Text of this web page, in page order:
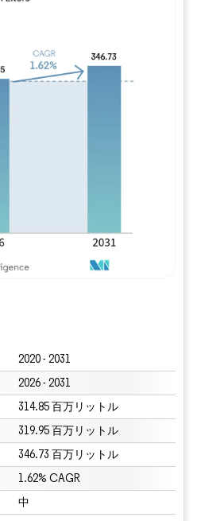
2020 - 2031
2026 - 2031
314.85 百万リットル
319.95 百万リットル
346.73 百万リットル
1.62% CAGR
中